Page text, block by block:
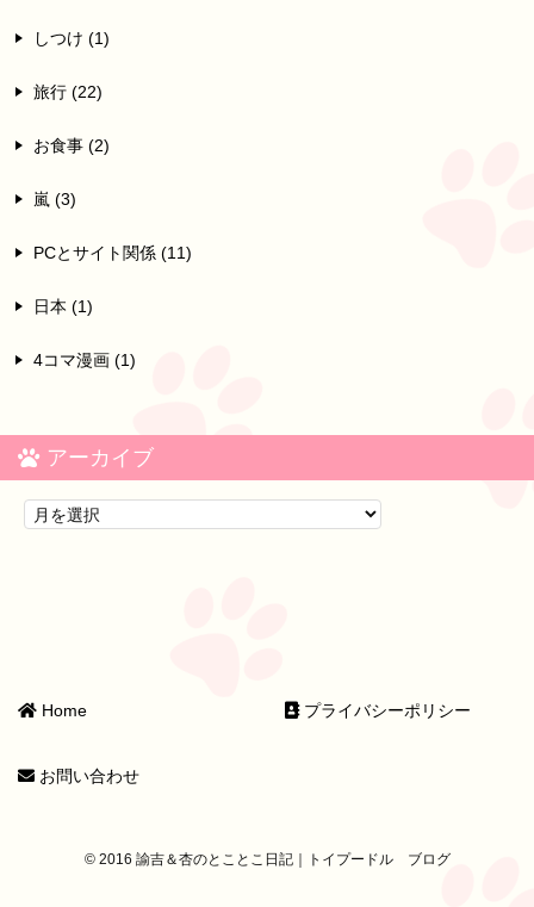
しつけ (1)
旅行 (22)
お食事 (2)
嵐 (3)
PCとサイト関係 (11)
日本 (1)
4コマ漫画 (1)
アーカイブ
Home プライバシーポリシー
お問い合わせ
© 2016 諭吉＆杏のとことこ日記｜トイプードル ブログ